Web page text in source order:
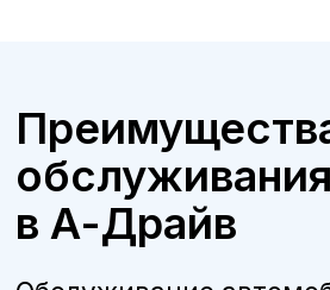
Квалифицированные специалисты
наши мастера прошли обучение и
Бесплатная консультация